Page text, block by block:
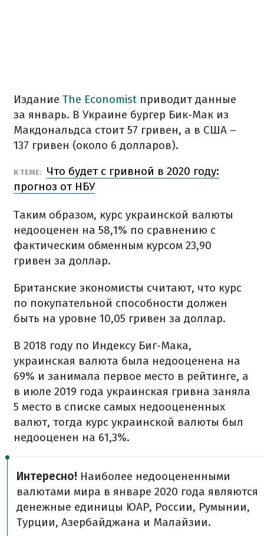
Издание The Economist приводит данные
за январь. В Украине бургер Бик-Мак из
Макдональдса стоит 57 гривен, а в США –
137 гривен (около 6 долларов).
К ТЕМЕ:
Что будет с гривной в 2020 году:
прогноз от НБУ
Таким образом, курс украинской валюты
недооценен на 58,1% по сравнению с
фактическим обменным курсом 23,90
гривен за доллар.
Британские экономисты считают, что курс
по покупательной способности должен
быть на уровне 10,05 гривен за доллар.
В 2018 году по Индексу Биг-Мака,
украинская валюта была недооценена на
69% и занимала первое место в рейтинге, а
в июле 2019 года украинская гривна заняла
5 место в списке самых недооцененных
валют, тогда курс украинской валюты был
недооценен на 61,3%.
Интересно! Наиболее недооцененными
валютами мира в январе 2020 года являются
денежные единицы ЮАР, России, Румынии,
Турции, Азербайджана и Малайзии.